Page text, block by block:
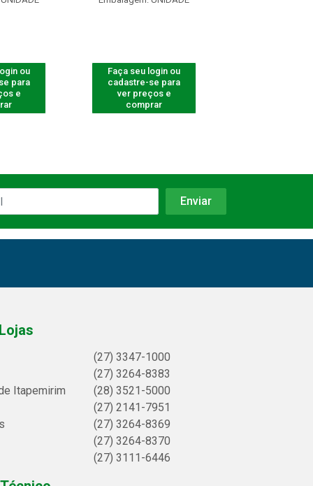
ou
para
e
Faça seu login ou
cadastre-se para
ver preços e
comprar
(27) 3347-1000
(27) 3264-8383
Itapemirim
(28) 3521-5000
(27) 2141-7951
(27) 3264-8369
(27) 3264-8370
(27) 3111-6446